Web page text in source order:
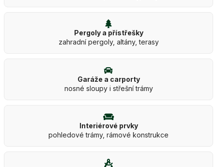
Pergoly a přístřešky
zahradní pergoly, altány, terasy
Garáže a carporty
nosné sloupy i střešní trámy
Interiérové prvky
pohledové trámy, rámové konstrukce